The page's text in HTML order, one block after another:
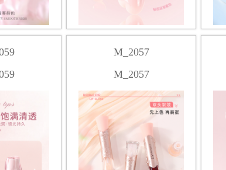
M_2057
M_2057